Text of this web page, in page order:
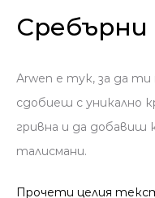
Сребърни
Аrwen e тук, за да
сдобиеш с уникално
гривна и да добавиш
талисмани.
Прочети целия